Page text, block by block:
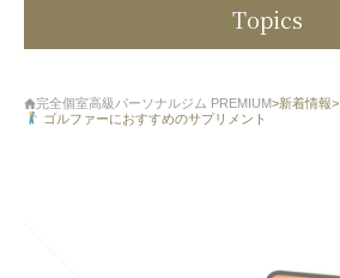
Topics
完全個室高級パーソナルジム PREMIUM>新着情報>
ゴルファーにおすすめのサプリメント